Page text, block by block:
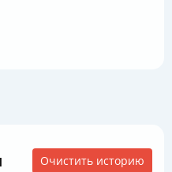
Очистить историю